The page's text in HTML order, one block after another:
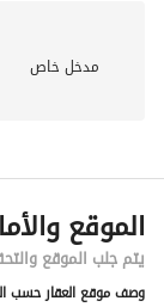
مدخل خاص
الموقع
يتم جلب الموقع
وصف موقع العقار حسب